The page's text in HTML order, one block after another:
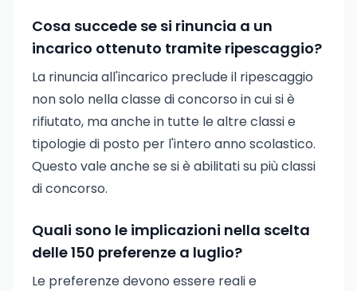
Cosa succede se si rinuncia a un
incarico ottenuto tramite ripescaggio?
La rinuncia all'incarico preclude il ripescaggio
non solo nella classe di concorso in cui si è
rifiutato, ma anche in tutte le altre classi e
tipologie di posto per l'intero anno scolastico.
Questo vale anche se si è abilitati su più classi
di concorso.
Quali sono le implicazioni nella scelta
delle 150 preferenze a luglio?
Le preferenze devono essere reali e